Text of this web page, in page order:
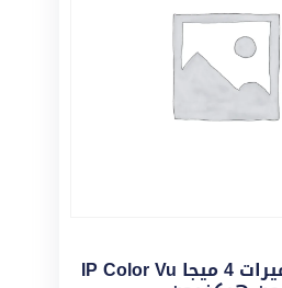
طقم 4 كاميرات 4 ميجا IP Color Vu